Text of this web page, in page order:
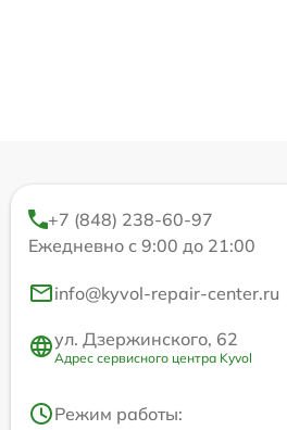
+7 (848) 238-60-97
Ежедневно с 9:00 до 21:00
info@kyvol-repair-center.ru
ул. Дзержинского, 62
Адрес сервисного центра Kyvol
Режим работы: